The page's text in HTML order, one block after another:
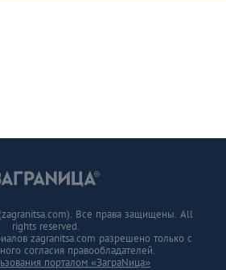
Все права защищены. All
rights reserved.
zagranitsa.com разрешено только с
согласия правообладателей.
порталом «ЗаграNица»